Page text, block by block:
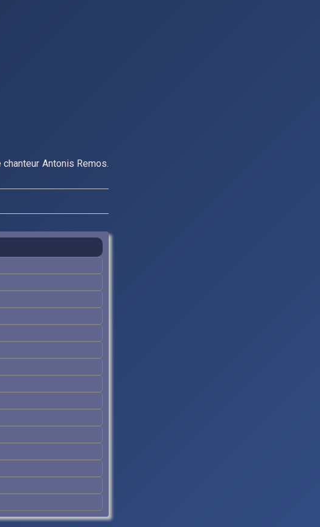
Antonis Remos.